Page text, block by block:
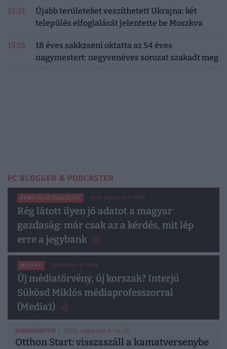
15:31
Újabb területeket veszíthetett Ukrajna: két
település elfoglalását jelentette be Moszkva
15:13
18 éves sakkzseni oktatta az 54 éves
nagymestert: negyvenéves sorozat szakadt meg
PC BLOGGER & PODCASTER
PORTFOLIO CHECKLIST 2026. augusztus 7. 16:50
Rég látott ilyen jó adatot a magyar
gazdaság: már csak az a kérdés, mit lép
erre a jegybank
MEDIA1 2026. július 16. 18:28
Új médiatörvény, új korszak? Interjú
Sükösd Miklós médiaprofesszorral
(Media1)
BANKMONITOR | 2026. augusztus 8. 14:30
Otthon Start: visszaszáll a kamatversenybe